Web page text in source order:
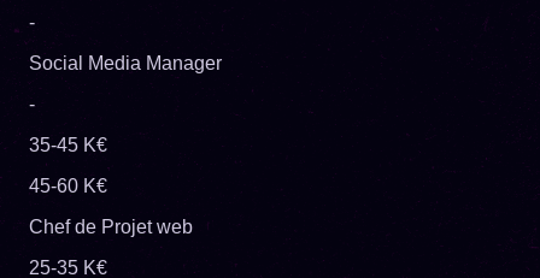
-
Social Media Manager
-
35-45 K€
45-60 K€
Chef de Projet web
25-35 K€